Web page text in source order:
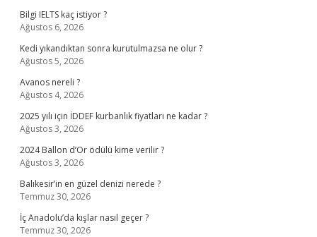
Bilgi IELTS kaç istiyor ?
Ağustos 6, 2026
Kedi yıkandıktan sonra kurutulmazsa ne olur ?
Ağustos 5, 2026
Avanos nereli ?
Ağustos 4, 2026
2025 yılı için İDDEF kurbanlık fiyatları ne kadar ?
Ağustos 3, 2026
2024 Ballon d’Or ödülü kime verilir ?
Ağustos 3, 2026
Balıkesir’in en güzel denizi nerede ?
Temmuz 30, 2026
İç Anadolu’da kışlar nasıl geçer ?
Temmuz 30, 2026